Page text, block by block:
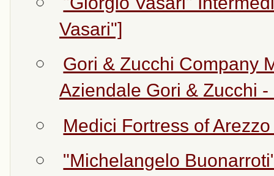
Vasari"]
Gori & Zucchi Company
Aziendale Gori & Zucchi
Medici Fortress of
"Michelangelo